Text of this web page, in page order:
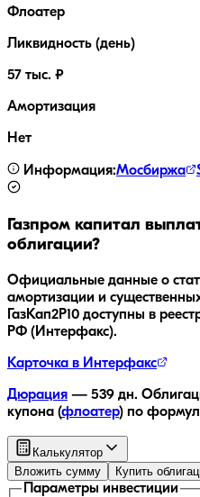
Флоатер
Ликвидность (день)
57 тыс. ₽
Амортизация
Нет
Информация:Мосбиржа
Газпром капитал
облигации?
Официальные данные о
амортизации и
ГазКап2P10 доступны в
РФ (Интерфакс).
Карточка в Интерфакс
Дюрация — 539 дн.
купона (флоатер) по
Калькулятор
Вложить сумму
Купить
Параметры инвестиции